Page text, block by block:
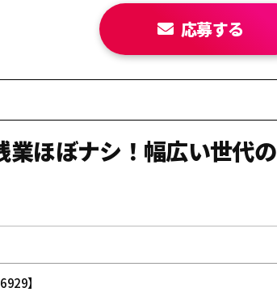
ほぼナシ！幅広い世代の
応募する
】